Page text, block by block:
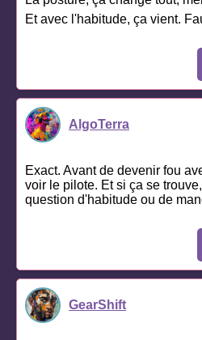
Et avec l'habitude, ça vient.
AlgoTerra
Exact. Avant de devenir fou
voir le pilote. Et si ça se
question d'habitude ou de
GearShift